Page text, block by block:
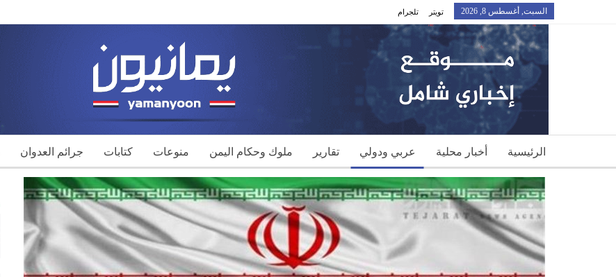
السبت, أغسطس 8, 2026 تويتر تلجرام
الرئيسية أخبار محلية عربي ودولي تقارير ملوك وحكام اليمن منوعات كتابات جرائم العدوان